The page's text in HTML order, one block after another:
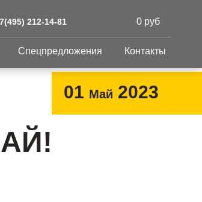
212-14-81
А, офис
0 руб
Крепеж
Спецпредложения Контакты
01 Май 2023